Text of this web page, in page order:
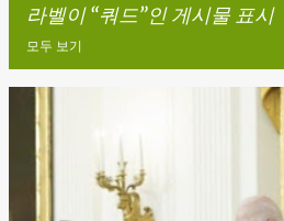
라벨이 쿼드 인 게시물 표시
모두 보기